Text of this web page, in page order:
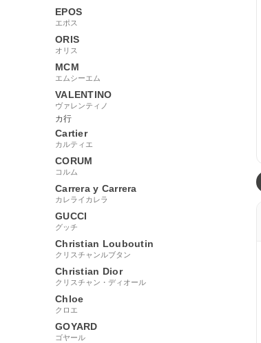
EPOS
エポス
ORIS
オリス
MCM
エムシーエム
VALENTINO
ヴァレンティノ
カ行
Cartier
カルティエ
CORUM
コルム
Carrera y Carrera
カレライカレラ
GUCCI
グッチ
Christian Louboutin
クリスチャンルブタン
Christian Dior
クリスチャン・ディオール
Chloe
クロエ
GOYARD
ゴヤール